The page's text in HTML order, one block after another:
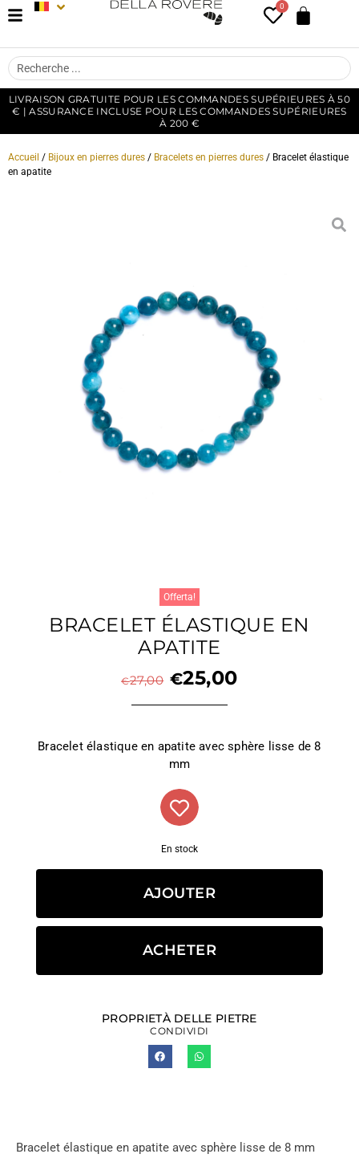
0
LIVRAISON GRATUITE POUR LES COMMANDES SUPÉRIEURES À 50
€ | ASSURANCE INCLUSE POUR LES COMMANDES SUPÉRIEURES
À 200 €
Accueil / Bijoux en pierres dures / Bracelets en pierres dures / Bracelet élastique
en apatite
Offerta!
BRACELET ÉLASTIQUE EN
APATITE
€27,00 €25,00
Bracelet élastique en apatite avec sphère lisse de 8
mm
En stock
AJOUTER
ACHETER
PROPRIETÀ DELLE PIETRE
CONDIVIDI
Bracelet élastique en apatite avec sphère lisse de 8 mm